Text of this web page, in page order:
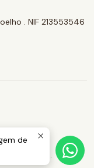
. NIF 213553546
Jumpseller .
de